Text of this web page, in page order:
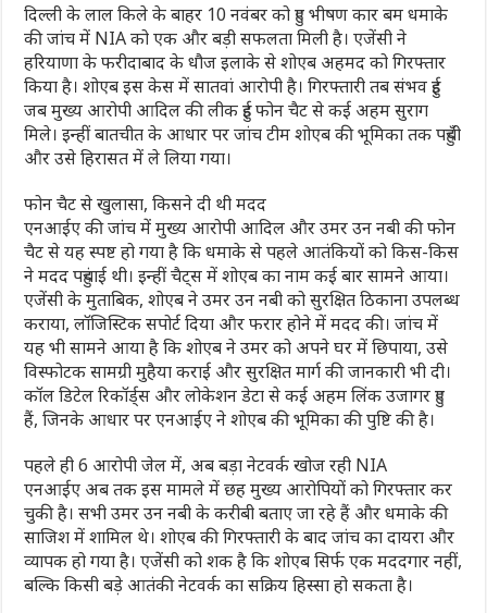
दिल्ली के लाल किले के बाहर 10 नवंबर को हुए भीषण कार बम धमाके
की जांच में NIA को एक और बड़ी सफलता मिली है। एजेंसी ने
हरियाणा के फरीदाबाद के धौज इलाके से शोएब अहमद को गिरफ्तार
किया है। शोएब इस केस में सातवां आरोपी है। गिरफ्तारी तब संभव हुई
जब मुख्य आरोपी आदिल की लीक हुई फोन चैट से कई अहम सुराग
मिले। इन्हीं बातचीत के आधार पर जांच टीम शोएब की भूमिका तक पहुँची
और उसे हिरासत में ले लिया गया।
फोन चैट से खुलासा, किसने दी थी मदद
एनआईए की जांच में मुख्य आरोपी आदिल और उमर उन नबी की फोन
चैट से यह स्पष्ट हो गया है कि धमाके से पहले आतंकियों को किस-किस
ने मदद पहुंचाई थी। इन्हीं चैट्स में शोएब का नाम कई बार सामने आया।
एजेंसी के मुताबिक, शोएब ने उमर उन नबी को सुरक्षित ठिकाना उपलब्ध
कराया, लॉजिस्टिक सपोर्ट दिया और फरार होने में मदद की। जांच में
यह भी सामने आया है कि शोएब ने उमर को अपने घर में छिपाया, उसे
विस्फोटक सामग्री मुहैया कराई और सुरक्षित मार्ग की जानकारी भी दी।
कॉल डिटेल रिकॉर्ड्स और लोकेशन डेटा से कई अहम लिंक उजागर हुए
हैं, जिनके आधार पर एनआईए ने शोएब की भूमिका की पुष्टि की है।
पहले ही 6 आरोपी जेल में, अब बड़ा नेटवर्क खोज रही NIA
एनआईए अब तक इस मामले में छह मुख्य आरोपियों को गिरफ्तार कर
चुकी है। सभी उमर उन नबी के करीबी बताए जा रहे हैं और धमाके की
साजिश में शामिल थे। शोएब की गिरफ्तारी के बाद जांच का दायरा और
व्यापक हो गया है। एजेंसी को शक है कि शोएब सिर्फ एक मददगार नहीं,
बल्कि किसी बड़े आतंकी नेटवर्क का सक्रिय हिस्सा हो सकता है।